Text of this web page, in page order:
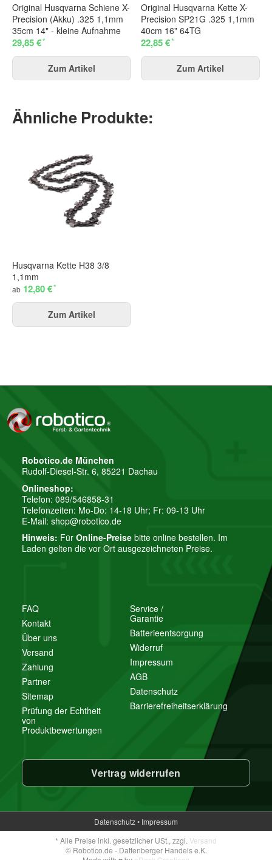
Original Husqvarna Schiene X-
Precision (Akku) .325 1,1mm
35cm 14" - kleine Aufnahme
29,85 €*
Zum Artikel
Original Husqvarna Kette X-
Precision SP21G .325 1,1mm
40cm 16" 64TG
22,85 €*
Zum Artikel
Ähnliche Produkte:
Husqvarna Kette H38 3/8
1,1mm
ab 12,80 €*
Zum Artikel
FAQ
Kontakt
Über uns
Versand
Zahlung
Partner
Sitemap
Prüfung der Echtheit
von
Produktbewertungen
Service /
Garantie
Batterieentsorgung
Widerruf
Impressum
AGB
Datenschutz
Barrierefreiheitserklärung
Robotico.de München
Rudolf-Diesel-Str. 6, 85221 Dachau
Onlineshop:
Telefon: 089/546858-31
Telefonzeiten: Mo-Do: 14-18 Uhr; Fr: 09-13 Uhr
E-Mail: shop@robotico.de
Hinweis: Für Online-Preise bitte online bestellen. Im
Laden gelten die vor Ort ausgezeichneten Preise.
Vertrag widerrufen
Datenschutz• Impressum
* Alle Preise inkl. gesetzlicher USt., zzgl. Versand
© Robotico.de - Dattenberger Handels e.K.